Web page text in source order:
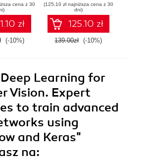
cena z 30
zł
(-10%)
learning algorithms
using TensorFlow
(125,10 zł najniższa cena z 30
dni)
125.10 zł
139.00zł (-10%)
Learning for
Vision. Expert
to train advanced
using
and Keras"
na: